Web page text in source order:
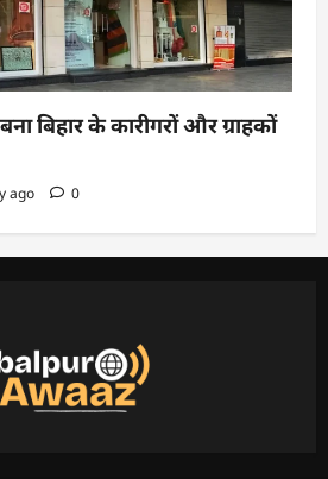
बिहार के कारीगरों और ग्राहकों
ago 0